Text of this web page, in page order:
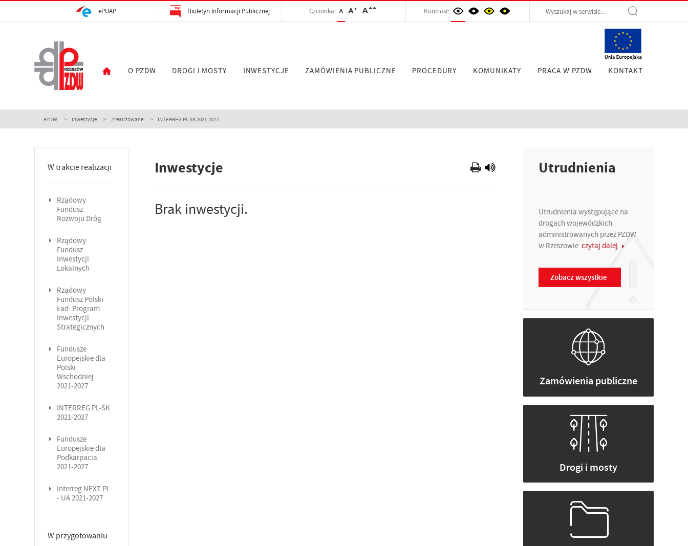
ePUAP Biuletyn Informacji Publicznej Czcionka: A A+ A++ Kontrast:
O PZDW DROGI I MOSTY INWESTYCJE ZAMÓWIENIA PUBLICZNE PROCEDURY KOMUNIKATY PRACA W PZDW KONTAKT
PZDW Inwestycje Zrealizowane INTERREG PL-SK 2021-2027
W trakcie realizacji
Rządowy
Fundusz
Rozwoju Dróg
Rządowy
Fundusz
Inwestycji
Lokalnych
Rządowy
Fundusz Polski
Ład: Program
Inwestycji
Strategicznych
Fundusze
Europejskie dla
Polski
Wschodniej
2021-2027
INTERREG PL-SK
2021-2027
Fundusze
Europejskie dla
Podkarpacia
2021-2027
Interreg NEXT PL
- UA 2021-2027
W przygotowaniu
Inwestycje
Brak inwestycji.
Utrudnienia
Utrudnienia występujące na
drogach wojewódzkich
administrowanych przez PZDW
w Rzeszowie czytaj dalej
Zobacz wszystkie
Zamówienia publiczne
Drogi i mosty